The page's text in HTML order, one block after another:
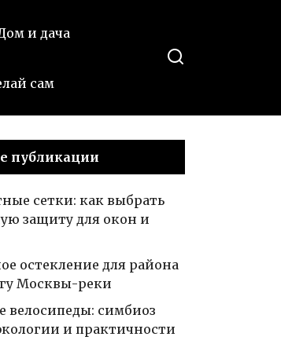
и дача
сам
публикации
сетки: как выбрать
защиту для окон и
остекление для района
Москвы-реки
велосипеды: симбиоз
и практичности
к комфорту и